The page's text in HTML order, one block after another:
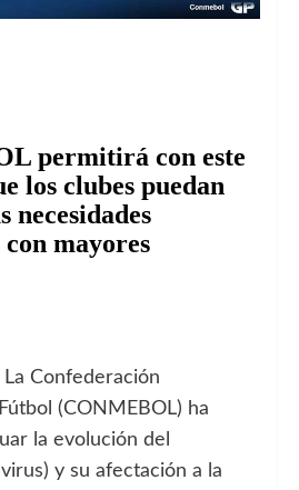
permitirá con este
los clubes puedan
necesidades
mayores
La Confederación
(CONMEBOL) ha
la evolución del
y su afectación a la